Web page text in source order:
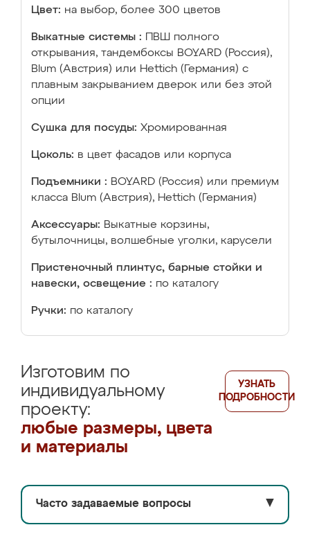
Цвет: на выбор, более 300 цветов
Выкатные системы :
ПВШ полного
открывания, тандембоксы BOYARD (Россия),
Blum (Австрия) или Hettich (Германия) с
плавным закрыванием дверок или без этой
опции
Сушка для посуды: Хромированная
Цоколь: в цвет фасадов или корпуса
Подъемники : BOYARD (Россия) или премиум
класса Blum (Австрия), Hettich (Германия)
Аксессуары: Выкатные корзины,
бутылочницы, волшебные уголки, карусели
Пристеночный плинтус, барные стойки и
навески, освещение : по каталогу
Ручки: по каталогу
Изготовим по
индивидуальному
проекту:
любые размеры, цвета
и материалы
УЗНАТЬ
ПОДРОБНОСТИ
Часто задаваемые вопросы ▼